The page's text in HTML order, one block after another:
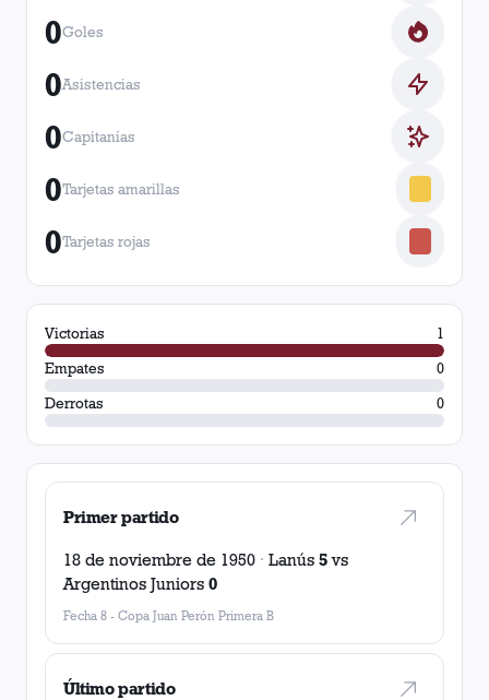
0Goles
0Asistencias
0Capitanías
0Tarjetas amarillas
0Tarjetas rojas
Victorias
1
Empates
0
Derrotas
0
Primer partido
18 de noviembre de 1950 · Lanús 5vs
Argentinos Juniors 0
Fecha 8 - Copa Juan Perón Primera B
Último partido